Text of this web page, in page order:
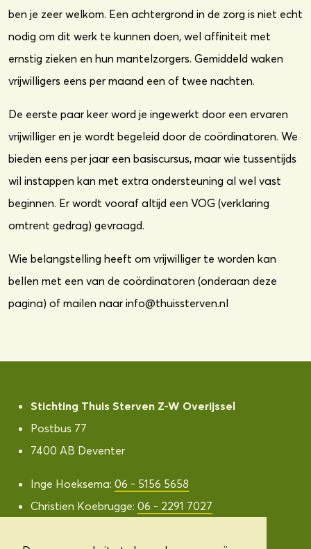
ben je zeer welkom. Een achtergrond in de zorg is niet echt
nodig om dit werk te kunnen doen, wel affiniteit met
ernstig zieken en hun mantelzorgers. Gemiddeld waken
vrijwilligers eens per maand een of twee nachten.
De eerste paar keer word je ingewerkt door een ervaren
vrijwilliger en je wordt begeleid door de coördinatoren. We
bieden eens per jaar een basiscursus, maar wie tussentijds
wil instappen kan met extra ondersteuning al wel vast
beginnen. Er wordt vooraf altijd een VOG (verklaring
omtrent gedrag) gevraagd.
Wie belangstelling heeft om vrijwilliger te worden kan
bellen met een van de coördinatoren (onderaan deze
pagina) of mailen naar info@thuissterven.nl
Stichting Thuis Sterven Z-W Overijssel
Postbus 77
7400 AB Deventer
Inge Hoeksema: 06 - 5156 5658
Christien Koebrugge: 06 - 2291 7027